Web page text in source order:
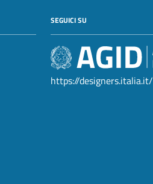
SEGUICI SU
https://designers.italia.it/